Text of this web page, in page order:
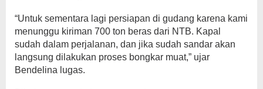
“Untuk sementara lagi persiapan di gudang karena kami
menunggu kiriman 700 ton beras dari NTB. Kapal
sudah dalam perjalanan, dan jika sudah sandar akan
langsung dilakukan proses bongkar muat,” ujar
Bendelina lugas.